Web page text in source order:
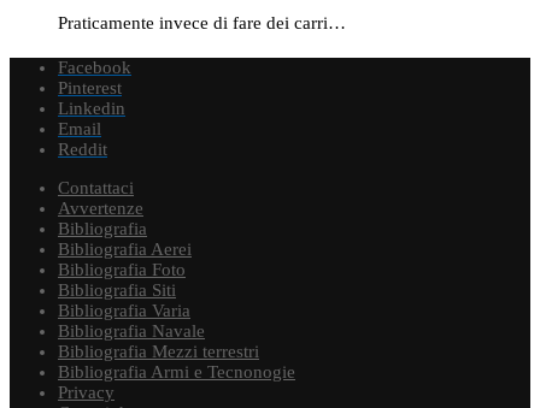
Praticamente invece di fare dei carri…
Facebook
Pinterest
Linkedin
Email
Reddit
Contattaci
Avvertenze
Bibliografia
Bibliografia Aerei
Bibliografia Foto
Bibliografia Siti
Bibliografia Varia
Bibliografia Navale
Bibliografia Mezzi terrestri
Bibliografia Armi e Tecnonogie
Privacy